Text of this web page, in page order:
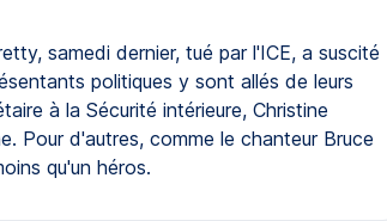
samedi dernier, tué par l'ICE, a suscité
politiques y sont allés de leurs
à la Sécurité intérieure, Christine
Pour d'autres, comme le chanteur Bruce
qu'un héros.